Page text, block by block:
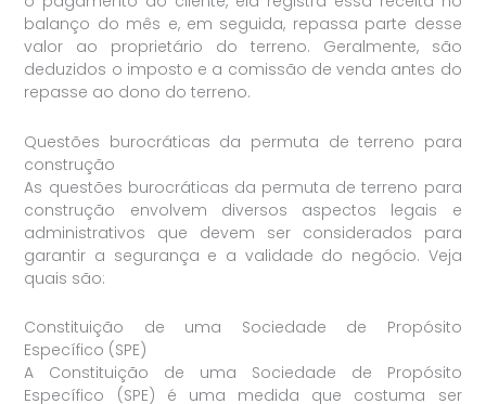
balanço do mês e, em seguida, repassa parte desse
valor ao proprietário do terreno. Geralmente, são
deduzidos o imposto e a comissão de venda antes do
repasse ao dono do terreno.
Questões burocráticas da permuta de terreno para
construção
As questões burocráticas da permuta de terreno para
construção envolvem diversos aspectos legais e
administrativos que devem ser considerados para
garantir a segurança e a validade do negócio. Veja
quais são:
Constituição de uma Sociedade de Propósito
Específico (SPE)
A Constituição de uma Sociedade de Propósito
Específico (SPE) é uma medida que costuma ser